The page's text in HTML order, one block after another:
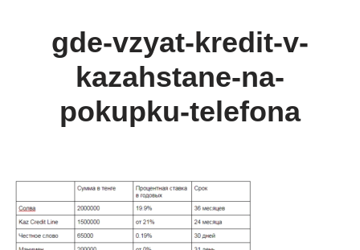
gde-vzyat-kredit-v-
kazahstane-na-
pokupku-telefona